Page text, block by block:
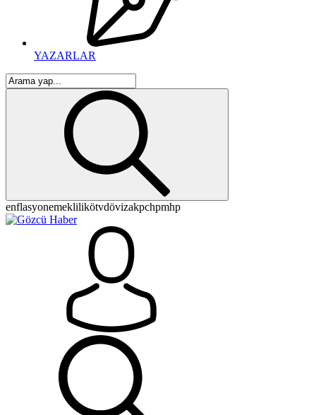
YAZARLAR
enflasyonemeklilikötvdövizakpchpmhp